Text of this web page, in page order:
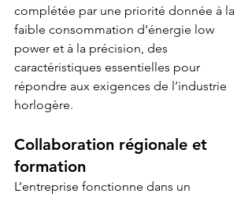
complétée par une priorité donnée à la
faible consommation d’énergie low
power et à la précision, des
caractéristiques essentielles pour
répondre aux exigences de l’industrie
horlogère.
Collaboration régionale et
formation
L’entreprise fonctionne dans un